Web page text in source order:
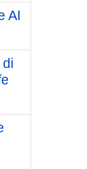
AI